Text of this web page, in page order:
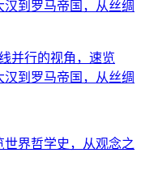
并行的视角，速览
汉到罗马帝国，从丝绸